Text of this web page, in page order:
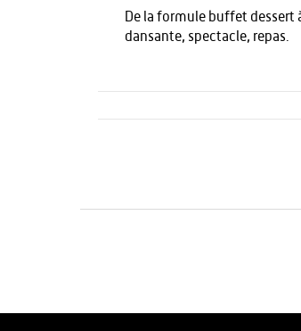
De la formule buffet dessert
dansante, spectacle, repas.